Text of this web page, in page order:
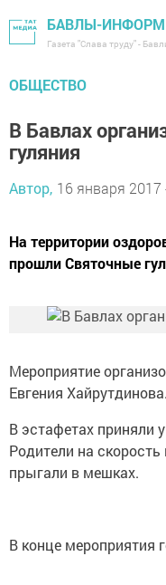
БАВЛЫ-ИНФОРМ
Газета "Слава труду" -
ОБЩЕСТВО
В Бавлах
гуляния
Автор, 16 января 2017
На территории
прошли Святочные
Мероприятие
Евгения Хайрутдинова.
В эстафетах приняли
Родители на скорость
прыгали в мешках.
В конце мероприятия